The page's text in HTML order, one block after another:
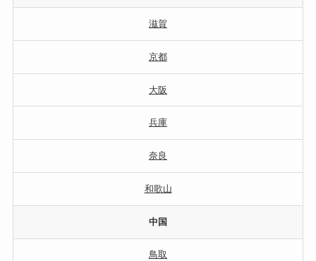
滋賀
京都
大阪
兵庫
奈良
和歌山
中国
鳥取